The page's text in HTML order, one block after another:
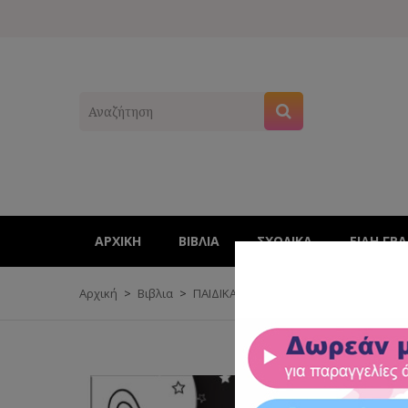
ΑΡΧΙΚΉ ΒΙΒΛΊΑ ΣΧΟΛΙΚΑ ΕΊΔΗ
Αρχική Βιβλια ΠΑΙΔΙΚΑ ΒΙΒΛΙΑ
Μειωμένη τιμή